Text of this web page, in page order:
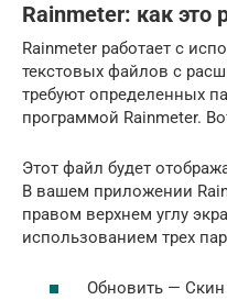
Rainmeter: как это
Rainmeter работает с
текстовых файлов с
требуют определенных
программой Rainmeter.
Этот файл будет
В вашем приложении
правом верхнем углу
использованием трех
Обновить — Скин